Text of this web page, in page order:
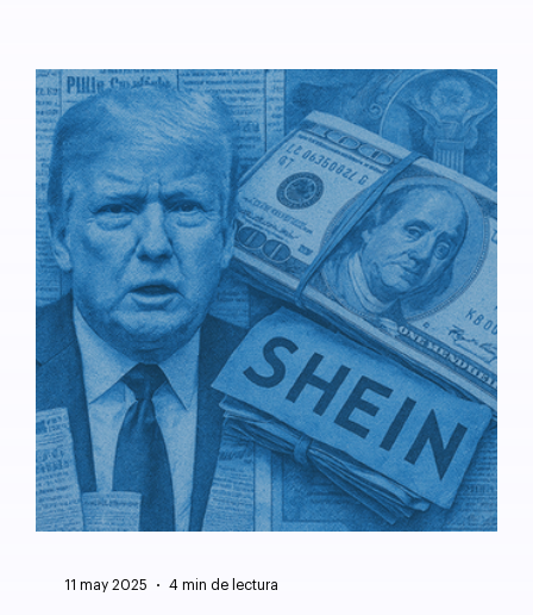
11 may 2025 4 min de lectura